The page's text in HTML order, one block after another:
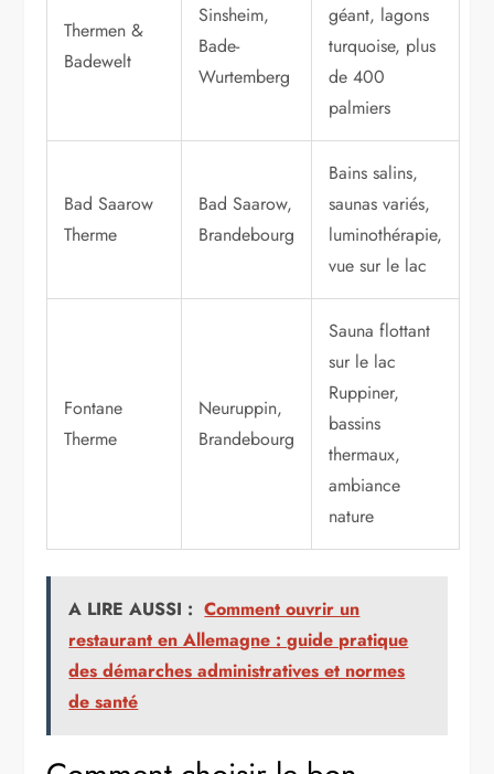
Thermen &
Badewelt
Sinsheim,
Bade-
Wurtemberg
géant, lagons
turquoise, plus
de 400
palmiers
Bad Saarow
Therme
Bad Saarow,
Brandebourg
Bains salins,
saunas variés,
luminothérapie,
vue sur le lac
Fontane
Therme
Neuruppin,
Brandebourg
Sauna flottant
sur le lac
Ruppiner,
bassins
thermaux,
ambiance
nature
A LIRE AUSSI : Comment ouvrir un
restaurant en Allemagne : guide pratique
des démarches administratives et normes
de santé